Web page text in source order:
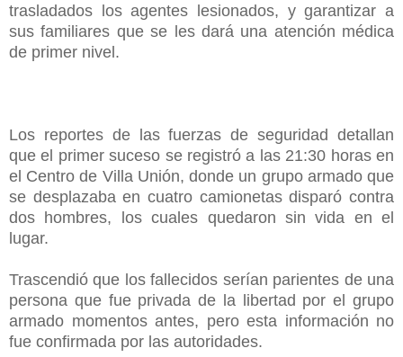
trasladados los agentes lesionados, y garantizar a
sus familiares que se les dará una atención médica
de primer nivel.
Los reportes de las fuerzas de seguridad detallan
que el primer suceso se registró a las 21:30 horas en
el Centro de Villa Unión, donde un grupo armado que
se desplazaba en cuatro camionetas disparó contra
dos hombres, los cuales quedaron sin vida en el
lugar.
Trascendió que los fallecidos serían parientes de una
persona que fue privada de la libertad por el grupo
armado momentos antes, pero esta información no
fue confirmada por las autoridades.